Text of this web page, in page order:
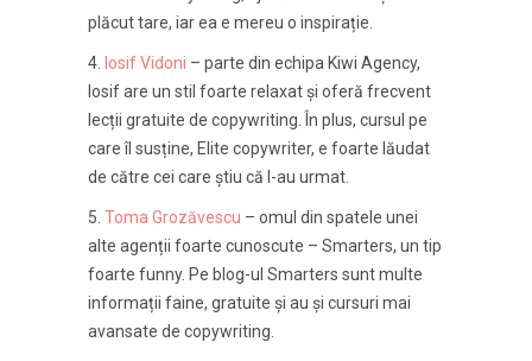
plăcut tare, iar ea e mereu o inspirație.
Iosif Vidoni – parte din echipa Kiwi Agency,
Iosif are un stil foarte relaxat și oferă frecvent
lecții gratuite de copywriting. În plus, cursul pe
care îl susține, Elite copywriter, e foarte lăudat
de către cei care știu că l-au urmat.
Toma Grozăvescu – omul din spatele unei
alte agenții foarte cunoscute – Smarters, un tip
foarte funny. Pe blog-ul Smarters sunt multe
informații faine, gratuite și au și cursuri mai
avansate de copywriting.